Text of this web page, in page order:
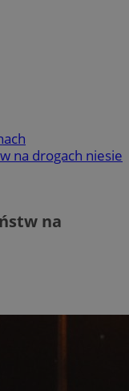
na drogach niesie
na